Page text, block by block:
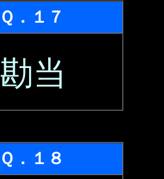
Ｑ．１７
勘当
Ｑ．１８